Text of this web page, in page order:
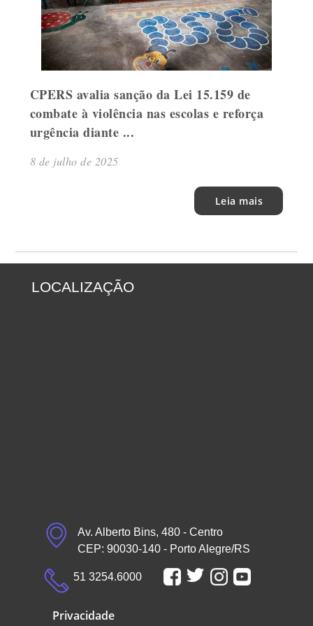
CPERS avalia sanção da Lei 15.159 de
combate à violência nas escolas e reforça
urgência diante ...
8 de julho de 2025
Leia mais
LOCALIZAÇÃO
Av. Alberto Bins, 480 - Centro
CEP: 90030-140 - Porto Alegre/RS
51 3254.6000
Privacidade